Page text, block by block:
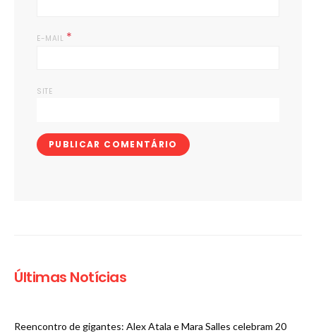
E-MAIL *
SITE
Últimas Notícias
Reencontro de gigantes: Alex Atala e Mara Salles celebram 20